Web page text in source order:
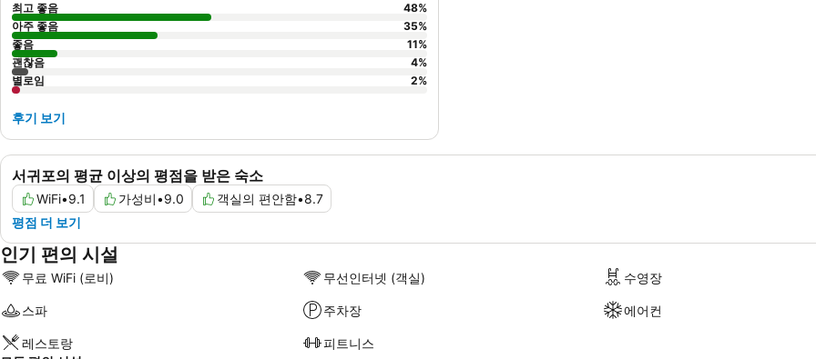
서귀포의 평균 이상의 평점을 받은 숙소
WiFi•9.1 가성비•9.0 객실의 편안함•8.7
평점 더 보기
최고 좋음 48%
아주 좋음
35%
좋음
11%
괜찮음
4%
별로임
2%
후기 보기
인기 편의 시설
무료 WiFi (로비) 무선인터넷 (객실) 수영장
스파 주차장 에어컨
레스토랑
피트니스